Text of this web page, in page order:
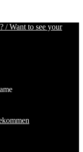
/ Want to see your